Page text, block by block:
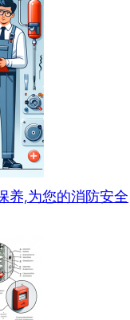
养,为您的消防安全